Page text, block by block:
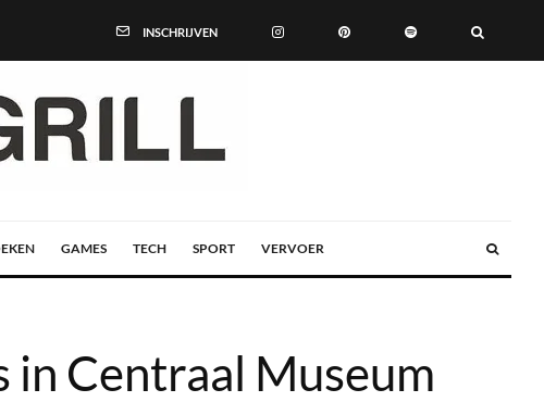
INSCHRIJVEN
GAMES TECH SPORT VERVOER
in Centraal Museum